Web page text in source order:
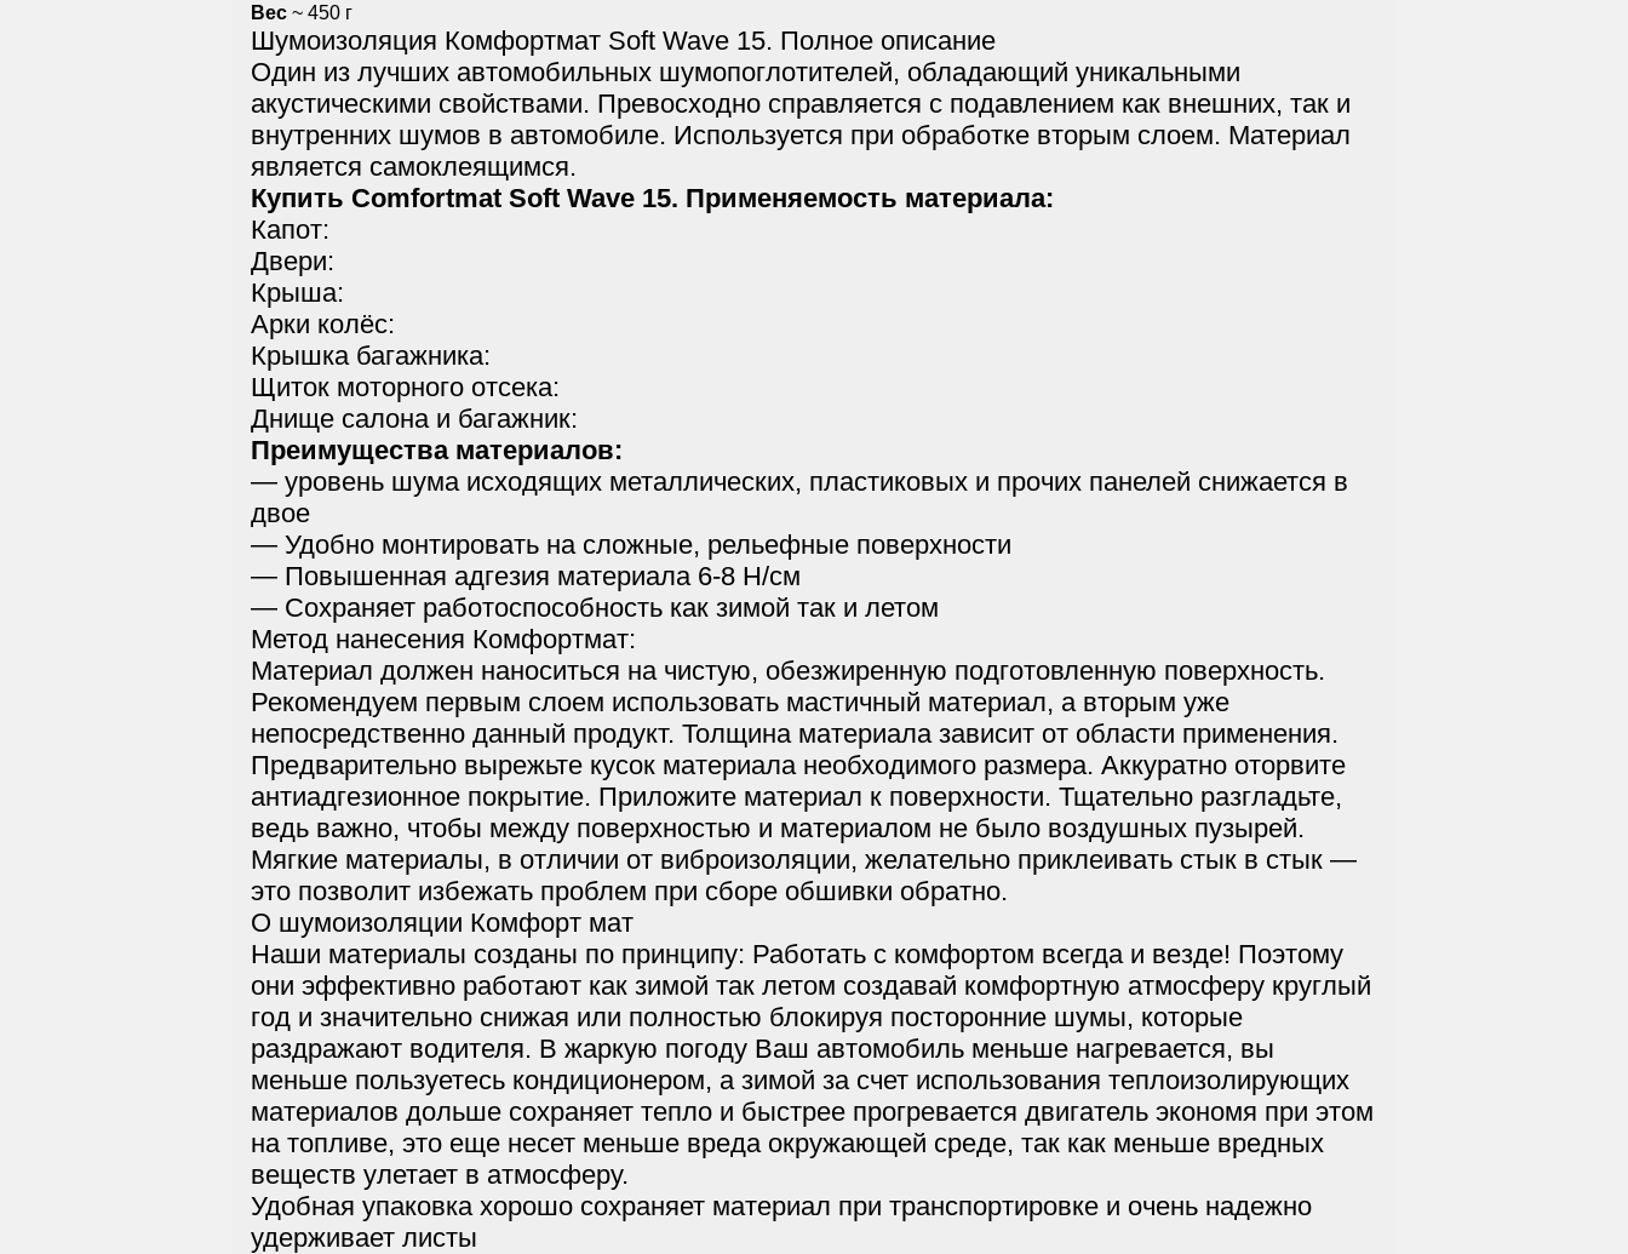
Вес ~ 450 г
Шумоизоляция Комфортмат Soft Wave 15. Полное описание
Один из лучших автомобильных шумопоглотителей, обладающий уникальными
акустическими свойствами. Превосходно справляется с подавлением как внешних, так и
внутренних шумов в автомобиле. Используется при обработке вторым слоем. Материал
является самоклеящимся.
Купить Comfortmat Soft Wave 15. Применяемость материала:
Капот:
Двери:
Крыша:
Арки колёс:
Крышка багажника:
Щиток моторного отсека:
Днище салона и багажник:
Преимущества материалов:
— уровень шума исходящих металлических, пластиковых и прочих панелей снижается в
двое
— Удобно монтировать на сложные, рельефные поверхности
— Повышенная адгезия материала 6-8 Н/см
— Сохраняет работоспособность как зимой так и летом
Метод нанесения Комфортмат:
Материал должен наноситься на чистую, обезжиренную подготовленную поверхность.
Рекомендуем первым слоем использовать мастичный материал, а вторым уже
непосредственно данный продукт. Толщина материала зависит от области применения.
Предварительно вырежьте кусок материала необходимого размера. Аккуратно оторвите
антиадгезионное покрытие. Приложите материал к поверхности. Тщательно разгладьте,
ведь важно, чтобы между поверхностью и материалом не было воздушных пузырей.
Мягкие материалы, в отличии от виброизоляции, желательно приклеивать стык в стык —
это позволит избежать проблем при сборе обшивки обратно.
О шумоизоляции Комфорт мат
Наши материалы созданы по принципу: Работать с комфортом всегда и везде! Поэтому
они эффективно работают как зимой так летом создавай комфортную атмосферу круглый
год и значительно снижая или полностью блокируя посторонние шумы, которые
раздражают водителя. В жаркую погоду Ваш автомобиль меньше нагревается, вы
меньше пользуетесь кондиционером, а зимой за счет использования теплоизолирующих
материалов дольше сохраняет тепло и быстрее прогревается двигатель экономя при этом
на топливе, это еще несет меньше вреда окружающей среде, так как меньше вредных
веществ улетает в атмосферу.
Удобная упаковка хорошо сохраняет материал при транспортировке и очень надежно
удерживает листы